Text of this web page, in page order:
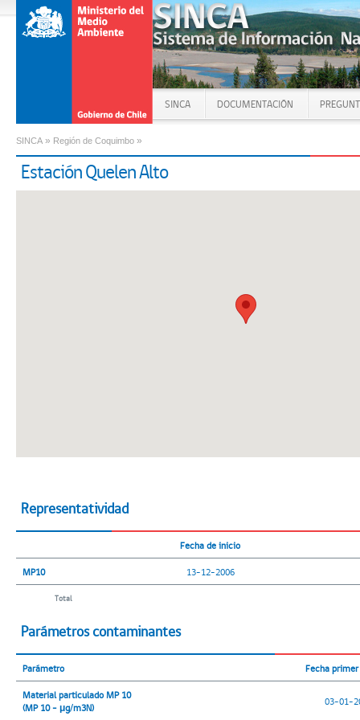
SINCA DOCUMENTACIÓN
SINCA » Región de Coquimbo »
Estación Quelen Alto
Representatividad
Fecha de inicio
MP10 13-12-2006
Total
Parámetros contaminantes
Parámetro Fecha
Material particulado MP 10
(MP 10 - μg/m3N)
03-01-